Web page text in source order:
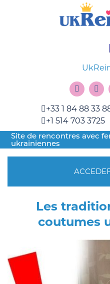
+33 1 84 88 33
+1 514 703 3725
Site de rencontres avec
ukrainiennes
Les
coutumes